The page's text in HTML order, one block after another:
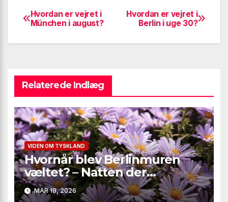
Indlægsnavigation
Hvordan er vejret i
Berlin i uge 30?
Hvordan er vejret i
München i august?
Relaterede Indlæg
VIDEN OM TYSKLAND
Hvornår blev Berlinmuren
væltet? – Natten der
ændrede verden
MAR 18, 2026